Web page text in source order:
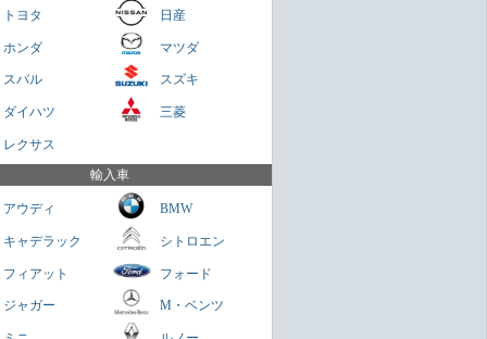
トヨタ 日産
ホンダ マツダ
スバル スズキ
ダイハツ 三菱
レクサス
輸入車
アウディ BMW
キャデラック シトロエン
フィアット フォード
ジャガー M・ベンツ
重なセダンだが800万円は高いかも
さくらもち
を乗せられる男のロマン
クトスペシャリティーSUV